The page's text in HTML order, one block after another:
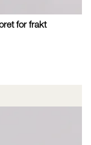
for frakt